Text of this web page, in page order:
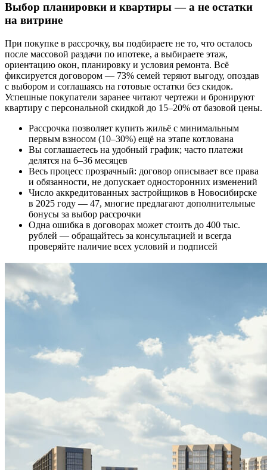
Выбор планировки и квартиры — а не остатки
на витрине
При покупке в рассрочку, вы подбираете не то, что осталось
после массовой раздачи по ипотеке, а выбираете этаж,
ориентацию окон, планировку и условия ремонта. Всё
фиксируется договором — 73% семей теряют выгоду, опоздав
с выбором и соглашаясь на готовые остатки без скидок.
Успешные покупатели заранее читают чертежи и бронируют
квартиру с персональной скидкой до 15–20% от базовой цены.
Рассрочка позволяет купить жильё с минимальным
первым взносом (10–30%) ещё на этапе котлована
Вы соглашаетесь на удобный график; часто платежи
делятся на 6–36 месяцев
Весь процесс прозрачный: договор описывает все права
и обязанности, не допускает односторонних изменений
Число аккредитованных застройщиков в Новосибирске
в 2025 году — 47, многие предлагают дополнительные
бонусы за выбор рассрочки
Одна ошибка в договорах может стоить до 400 тыс.
рублей — обращайтесь за консультацией и всегда
проверяйте наличие всех условий и подписей